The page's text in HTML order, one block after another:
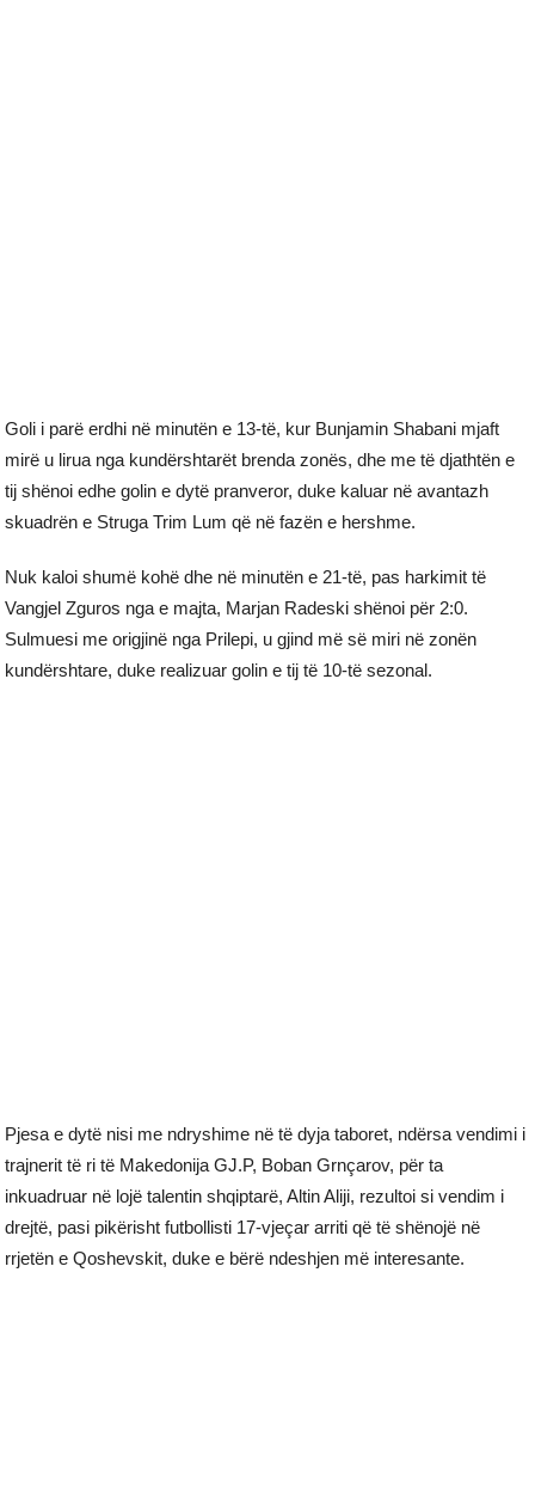
Goli i parë erdhi në minutën e 13-të, kur Bunjamin Shabani mjaft
mirë u lirua nga kundërshtarët brenda zonës, dhe me të djathtën e
tij shënoi edhe golin e dytë pranveror, duke kaluar në avantazh
skuadrën e Struga Trim Lum që në fazën e hershme.
Nuk kaloi shumë kohë dhe në minutën e 21-të, pas harkimit të
Vangjel Zguros nga e majta, Marjan Radeski shënoi për 2:0.
Sulmuesi me origjinë nga Prilepi, u gjind më së miri në zonën
kundërshtare, duke realizuar golin e tij të 10-të sezonal.
Pjesa e dytë nisi me ndryshime në të dyja taboret, ndërsa vendimi i
trajnerit të ri të Makedonija GJ.P, Boban Grnçarov, për ta
inkuadruar në lojë talentin shqiptarë, Altin Aliji, rezultoi si vendim i
drejtë, pasi pikërisht futbollisti 17-vjeçar arriti që të shënojë në
rrjetën e Qoshevskit, duke e bërë ndeshjen më interesante.